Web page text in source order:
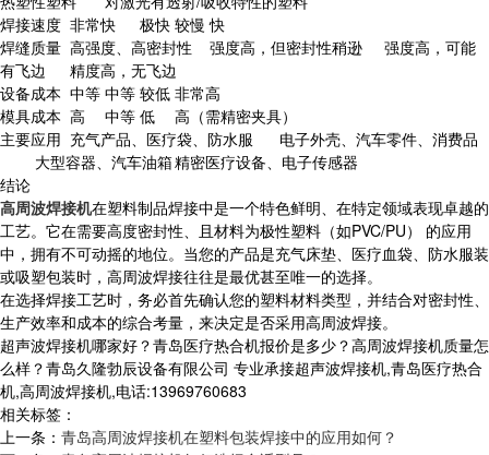
焊接速度 非常快 极快 较慢 快
焊缝质量 高强度、高密封性 强度高，但密封性稍逊
强度高，可能
有飞边
精度高，无飞边
设备成本 中等 中等 较低 非常高
模具成本 高 中等 低
高（需精密夹具）
主要应用 充气产品、医疗袋、防水服
电子外壳、汽车零件、消费品
大型容器、汽车油箱精密医疗设备、电子传感器
结论
高周波焊接机在塑料制品焊接中是一个特色鲜明、在特定领域表现卓越的
工艺。它在需要高度密封性、且材料为极性塑料（如PVC/PU） 的应用
中，拥有不可动摇的地位。当您的产品是充气床垫、医疗血袋、防水服装
或吸塑包装时，高周波焊接往往是最优甚至唯一的选择。
在选择焊接工艺时，务必首先确认您的塑料材料类型，并结合对密封性、
生产效率和成本的综合考量，来决定是否采用高周波焊接。
超声波焊接机哪家好？青岛医疗热合机报价是多少？高周波焊接机质量怎
么样？青岛久隆勃辰设备有限公司 专业承接超声波焊接机,青岛医疗热合
机,高周波焊接机,电话:13969760683
相关标签：
上一条： 青岛高周波焊接机在塑料包装焊接中的应用如何？